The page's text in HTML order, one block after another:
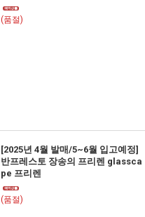
(품절)
[2025년 4월 발매/5~6월 입고예정]
반프레스토 장송의 프리렌 glassca
pe 프리렌
(품절)